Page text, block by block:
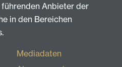
Anbieter der
in den Bereichen
Mediadaten